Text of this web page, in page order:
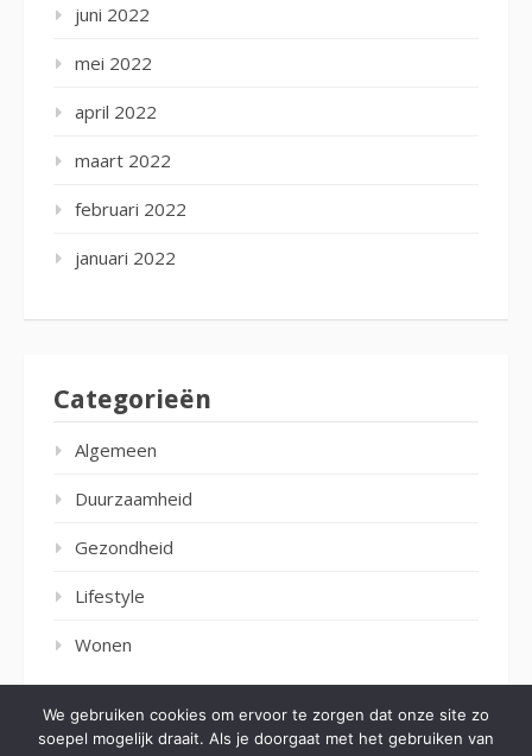
juni 2022
mei 2022
april 2022
maart 2022
februari 2022
januari 2022
Categorieën
Algemeen
Duurzaamheid
Gezondheid
Lifestyle
Wonen
We gebruiken cookies om ervoor te zorgen dat onze site zo
soepel mogelijk draait. Als je doorgaat met het gebruiken van